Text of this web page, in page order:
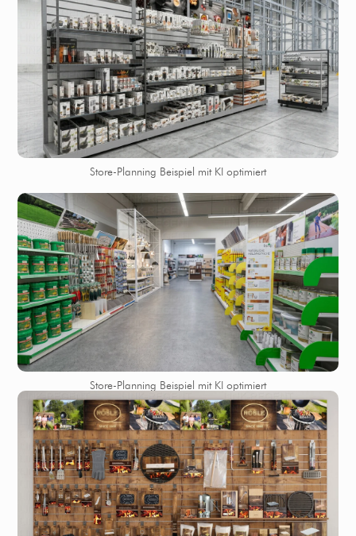
Store-Planning Beispiel mit KI optimiert
Store-Planning Beispiel mit KI optimiert